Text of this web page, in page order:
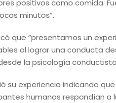
positivos como comida.
minutos”.
que “presentamos un
al lograr una conducta
la psicología
su experiencia indicando
humanos respondían